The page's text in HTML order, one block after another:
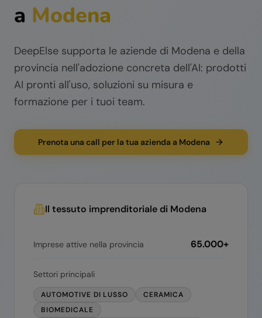
a Modena
DeepElse supporta le aziende di Modena e della
provincia nell'adozione concreta dell'AI: prodotti
AI pronti all'uso, soluzioni su misura e
formazione per i tuoi team.
Prenota una call per la tua azienda a Modena
Il tessuto imprenditoriale di Modena
Imprese attive nella provincia 65.000+
Settori principali
AUTOMOTIVE DI LUSSO
CERAMICA
BIOMEDICALE